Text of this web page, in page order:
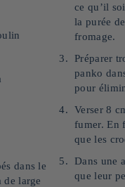
dans le
de large
ce qu’il
la purée
fromage.
Préparer
panko
pour
Verser 8
fumer. En
que les
Dans une
que leur